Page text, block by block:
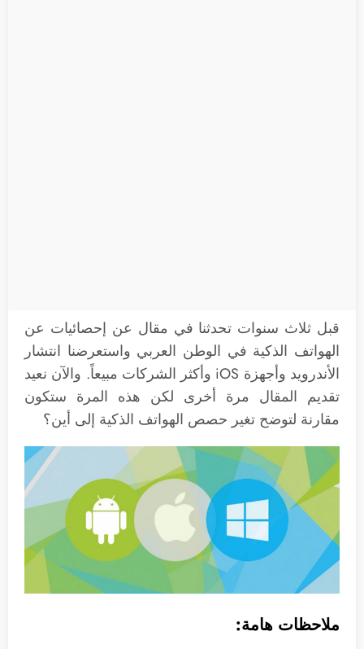
قبل ثلاث سنوات تحدثنا في مقال عن إحصائيات عن
الهواتف الذكية في الوطن العربي واستعرضنا انتشار
الأندرويد وأجهزة iOS وأكثر الشركات مبيعاً. والآن نعيد
تقديم المقال مرة أخرى لكن هذه المرة ستكون
مقارنة لتوضح تغير حصص الهواتف الذكية إلى أين؟
ملاحظات هامة: